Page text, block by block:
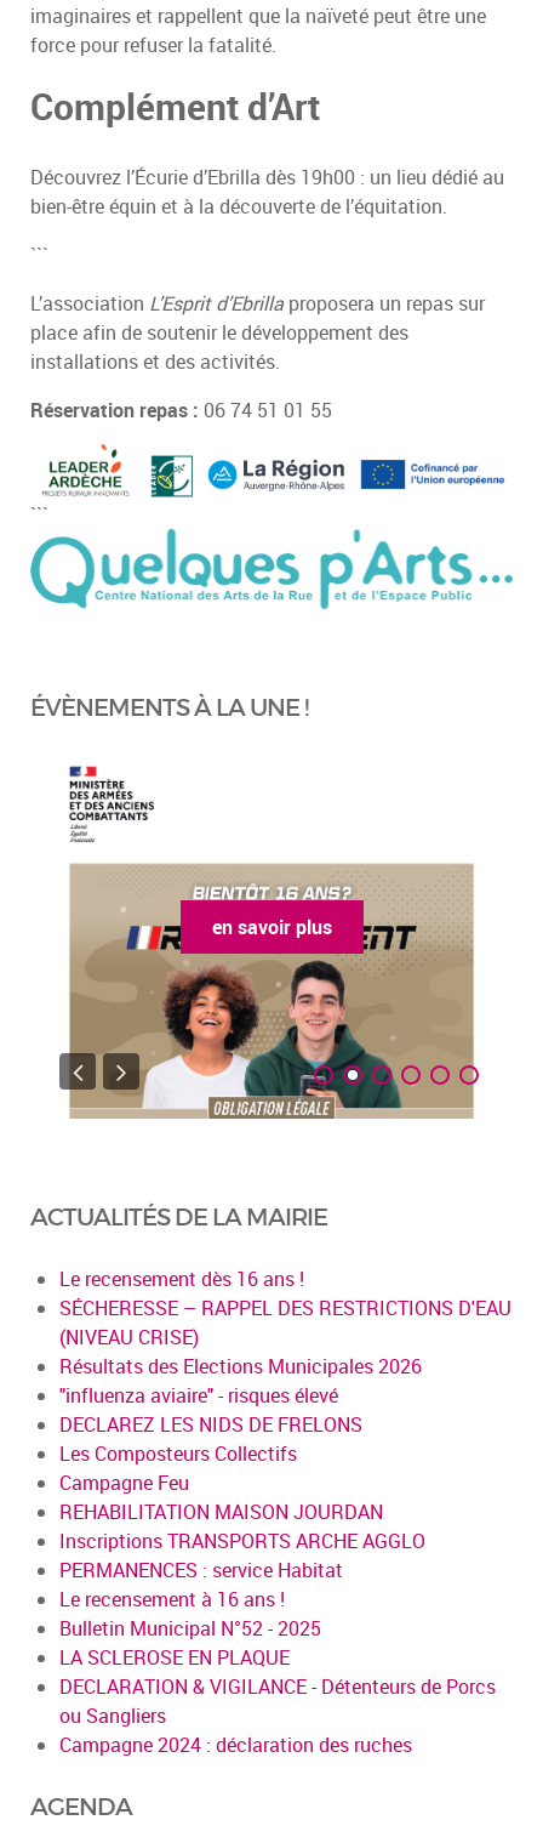
imaginaires et rappellent que la naïveté peut être une
force pour refuser la fatalité.
Complément d’Art
Découvrez l’Écurie d’Ebrilla dès 19h00 : un lieu dédié au
bien-être équin et à la découverte de l’équitation.
```
L’association L’Esprit d’Ebrillaproposera un repas sur
place afin de soutenir le développement des
installations et des activités.
Réservation repas : 06 74 51 01 55
```
ÉVÈNEMENTS À LA UNE !
en savoir plus
ACTUALITÉS DE LA MAIRIE
Le recensement dès 16 ans !
SÉCHERESSE – RAPPEL DES RESTRICTIONS D'EAU
(NIVEAU CRISE)
Résultats des Elections Municipales 2026
"influenza aviaire" - risques élevé
DECLAREZ LES NIDS DE FRELONS
Les Composteurs Collectifs
Campagne Feu
REHABILITATION MAISON JOURDAN
Inscriptions TRANSPORTS ARCHE AGGLO
PERMANENCES : service Habitat
Le recensement à 16 ans !
Bulletin Municipal N°52 - 2025
LA SCLEROSE EN PLAQUE
DECLARATION & VIGILANCE - Détenteurs de Porcs
ou Sangliers
Campagne 2024 : déclaration des ruches
AGENDA